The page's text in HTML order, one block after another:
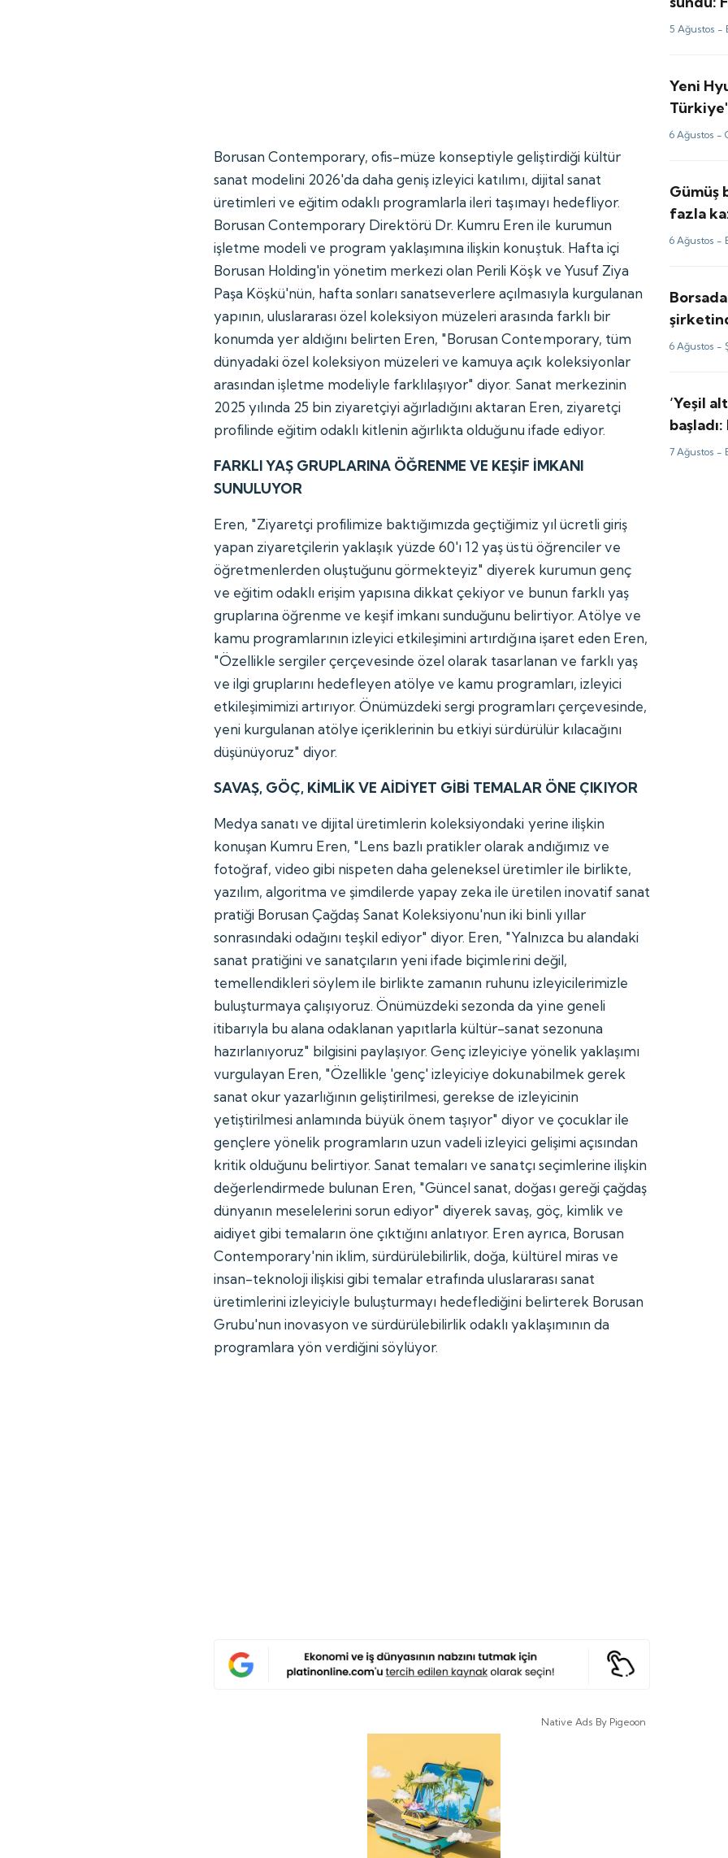
Borusan Contemporary, ofis-müze konseptiyle geliştirdiği kültür
sanat modelini 2026'da daha geniş izleyici katılımı, dijital sanat
üretimleri ve eğitim odaklı programlarla ileri taşımayı hedefliyor.
Borusan Contemporary Direktörü Dr. Kumru Eren ile kurumun
işletme modeli ve program yaklaşımına ilişkin konuştuk. Hafta içi
Borusan Holding'in yönetim merkezi olan Perili Köşk ve Yusuf Ziya
Paşa Köşkü'nün, hafta sonları sanatseverlere açılmasıyla kurgulanan
yapının, uluslararası özel koleksiyon müzeleri arasında farklı bir
konumda yer aldığını belirten Eren, "Borusan Contemporary, tüm
dünyadaki özel koleksiyon müzeleri ve kamuya açık koleksiyonlar
arasından işletme modeliyle farklılaşıyor" diyor. Sanat merkezinin
2025 yılında 25 bin ziyaretçiyi ağırladığını aktaran Eren, ziyaretçi
profilinde eğitim odaklı kitlenin ağırlıkta olduğunu ifade ediyor.
FARKLI YAŞ GRUPLARINA ÖĞRENME VE KEŞİF İMKANI
SUNULUYOR
Eren, "Ziyaretçi profilimize baktığımızda geçtiğimiz yıl ücretli giriş
yapan ziyaretçilerin yaklaşık yüzde 60'ı 12 yaş üstü öğrenciler ve
öğretmenlerden oluştuğunu görmekteyiz" diyerek kurumun genç
ve eğitim odaklı erişim yapısına dikkat çekiyor ve bunun farklı yaş
gruplarına öğrenme ve keşif imkanı sunduğunu belirtiyor. Atölye ve
kamu programlarının izleyici etkileşimini artırdığına işaret eden Eren,
"Özellikle sergiler çerçevesinde özel olarak tasarlanan ve farklı yaş
ve ilgi gruplarını hedefleyen atölye ve kamu programları, izleyici
etkileşimimizi artırıyor. Önümüzdeki sergi programları çerçevesinde,
yeni kurgulanan atölye içeriklerinin bu etkiyi sürdürülür kılacağını
düşünüyoruz" diyor.
SAVAŞ, GÖÇ, KİMLİK VE AİDİYET GİBİ TEMALAR ÖNE ÇIKIYOR
Medya sanatı ve dijital üretimlerin koleksiyondaki yerine ilişkin
konuşan Kumru Eren, "Lens bazlı pratikler olarak andığımız ve
fotoğraf, video gibi nispeten daha geleneksel üretimler ile birlikte,
yazılım, algoritma ve şimdilerde yapay zeka ile üretilen inovatif sanat
pratiği Borusan Çağdaş Sanat Koleksiyonu'nun iki binli yıllar
sonrasındaki odağını teşkil ediyor" diyor. Eren, "Yalnızca bu alandaki
sanat pratiğini ve sanatçıların yeni ifade biçimlerini değil,
temellendikleri söylem ile birlikte zamanın ruhunu izleyicilerimizle
buluşturmaya çalışıyoruz. Önümüzdeki sezonda da yine geneli
itibarıyla bu alana odaklanan yapıtlarla kültür-sanat sezonuna
hazırlanıyoruz" bilgisini paylaşıyor. Genç izleyiciye yönelik yaklaşımı
vurgulayan Eren, "Özellikle 'genç' izleyiciye dokunabilmek gerek
sanat okur yazarlığının geliştirilmesi, gerekse de izleyicinin
yetiştirilmesi anlamında büyük önem taşıyor" diyor ve çocuklar ile
gençlere yönelik programların uzun vadeli izleyici gelişimi açısından
kritik olduğunu belirtiyor. Sanat temaları ve sanatçı seçimlerine ilişkin
değerlendirmede bulunan Eren, "Güncel sanat, doğası gereği çağdaş
dünyanın meselelerini sorun ediyor" diyerek savaş, göç, kimlik ve
aidiyet gibi temaların öne çıktığını anlatıyor. Eren ayrıca, Borusan
Contemporary'nin iklim, sürdürülebilirlik, doğa, kültürel miras ve
insan-teknoloji ilişkisi gibi temalar etrafında uluslararası sanat
üretimlerini izleyiciyle buluşturmayı hedeflediğini belirterek Borusan
Grubu'nun inovasyon ve sürdürülebilirlik odaklı yaklaşımının da
programlara yön verdiğini söylüyor.
Native Ads By Pigeoon
TL'den
5 Ağustos -
Yeni
6 Ağustos -
Gümüş
fazla
fiyatları
6 Ağustos -
milyon
6 Ağustos -
‘Yeşil
7 Ağustos -